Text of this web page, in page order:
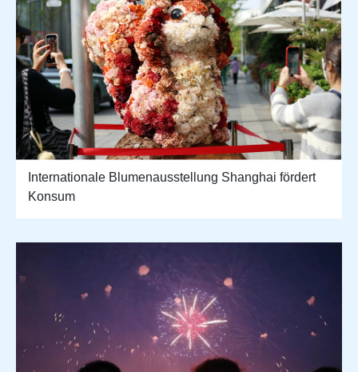
Internationale Blumenausstellung Shanghai fördert
Konsum